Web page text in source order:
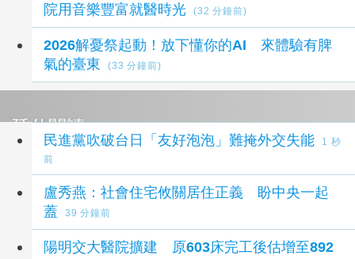
院用音樂豐富就醫時光
(32 分鐘前)
2026解憂祭起動！放下懂你的AI 來體驗有脾
氣的臺東
(33 分鐘前)
延伸閱讀
民進黨吹破台日「友好泡泡」難掩外交失能
1 秒
前
盧秀燕：社會住宅攸關居住正義 盼中央一起
蓋
39 分鐘前
陽明交大醫院擴建 原603床完工後估增至892